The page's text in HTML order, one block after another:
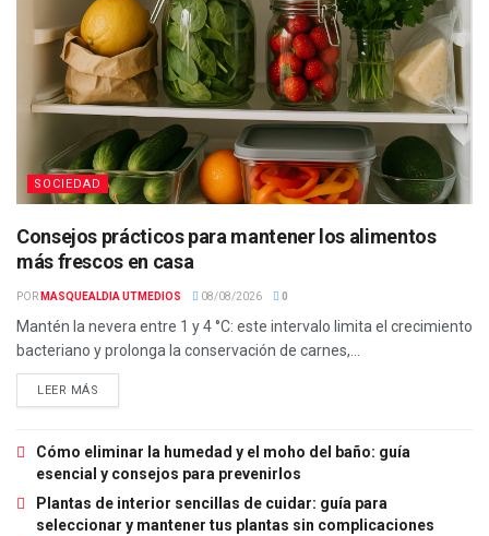
SOCIEDAD
Consejos prácticos para mantener los alimentos
más frescos en casa
POR MASQUEALDIA UTMEDIOS 08/08/2026 0
Mantén la nevera entre 1 y 4 °C: este intervalo limita el crecimiento
bacteriano y prolonga la conservación de carnes,...
LEER MÁS
Cómo eliminar la humedad y el moho del baño: guía
esencial y consejos para prevenirlos
Plantas de interior sencillas de cuidar: guía para
seleccionar y mantener tus plantas sin complicaciones